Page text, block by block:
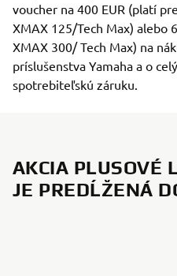
voucher na 400 EUR (platí
XMAX 125/Tech Max) alebo
XMAX 300/ Tech Max) na
príslušenstva Yamaha a o
spotrebiteľskú záruku.
AKCIA PLUSOVÉ
JE PREDĹŽENÁ